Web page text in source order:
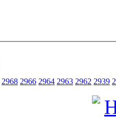
2968 2966 2964 2963 2962 2939